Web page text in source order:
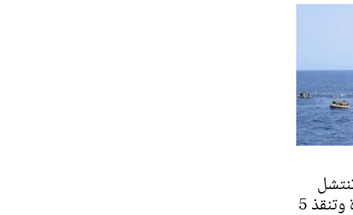
جثامين 10 بحارة وتنقذ 5